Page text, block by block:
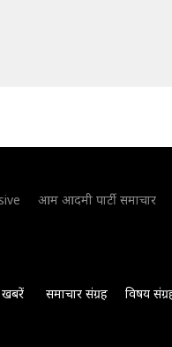
आम आदमी पार्टी समाचार
खबरें समाचार संग्रह विषय